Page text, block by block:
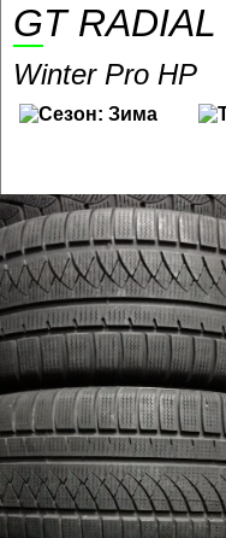
GT RADIAL
Winter Pro HP